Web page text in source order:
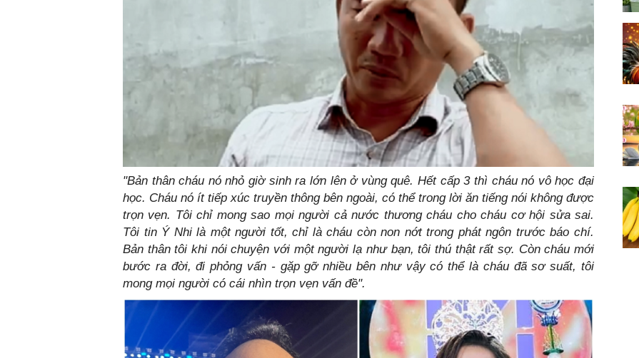
"‏Bản thân cháu nó nhỏ giờ sinh ra lớn lên ở vùng quê. Hết cấp 3 thì cháu nó vô học đại
học. Cháu nó ít tiếp xúc truyền thông bên ngoài, có thể trong lời ăn tiếng nói không được
trọn vẹn. Tôi chỉ mong sao mọi người cả nước thương cháu cho cháu cơ hội sửa sai.
Tôi tin Ý Nhi là một người tốt, chỉ là cháu còn non nớt trong phát ngôn trước báo chí.
Bản thân tôi khi nói chuyện với một người lạ như bạn, tôi thú thật rất sợ. Còn cháu mới
bước ra đời, đi phỏng vấn - gặp gỡ nhiều bên như vậy có thể là cháu đã sơ suất, tôi
mong mọi người có cái nhìn trọn vẹn vấn đề".